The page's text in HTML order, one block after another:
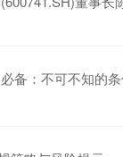
备：不可不知的